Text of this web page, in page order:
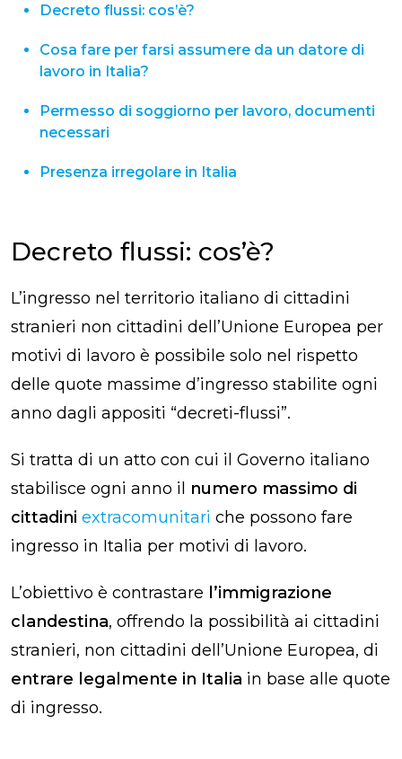
Decreto flussi: cos’è?
Cosa fare per farsi assumere da un datore di
lavoro in Italia?
Permesso di soggiorno per lavoro, documenti
necessari
Presenza irregolare in Italia
Decreto flussi: cos’è?
L’ingresso nel territorio italiano di cittadini
stranieri non cittadini dell’Unione Europea per
motivi di lavoro è possibile solo nel rispetto
delle quote massime d’ingresso stabilite ogni
anno dagli appositi “decreti-flussi”.
Si tratta di un atto con cui il Governo italiano
stabilisce ogni anno il numero massimo di
cittadini extracomunitari che possono fare
ingresso in Italia per motivi di lavoro.
L’obiettivo è contrastare l’immigrazione
clandestina, offrendo la possibilità ai cittadini
stranieri, non cittadini dell’Unione Europea, di
entrare legalmente in Italia in base alle quote
di ingresso.